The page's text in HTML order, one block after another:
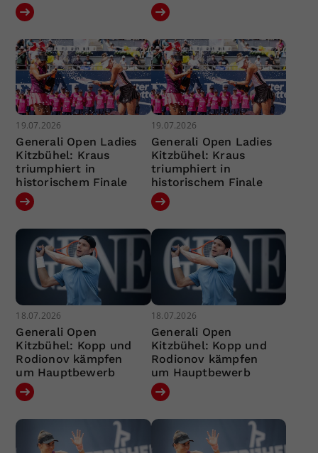
19.07.2026
Generali Open Ladies
Kitzbühel: Kraus
triumphiert in
historischem Finale
19.07.2026
Generali Open Ladies
Kitzbühel: Kraus
triumphiert in
historischem Finale
18.07.2026
Generali Open
Kitzbühel: Kopp und
Rodionov kämpfen
um Hauptbewerb
18.07.2026
Generali Open
Kitzbühel: Kopp und
Rodionov kämpfen
um Hauptbewerb